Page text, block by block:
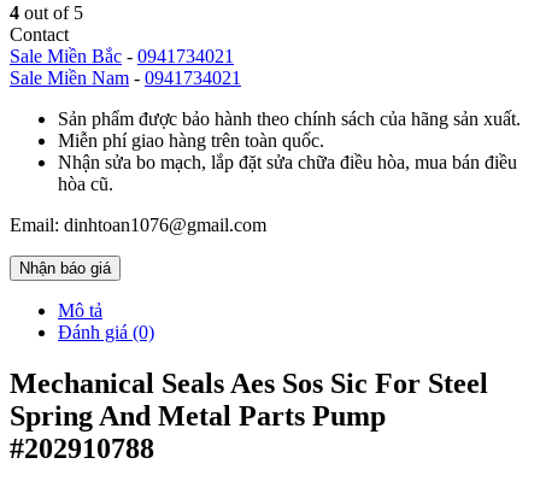
4 out of 5
Contact
Sale Miền Bắc - 0941734021
Sale Miền Nam - 0941734021
Sản phẩm được bảo hành theo chính sách của hãng sản xuất.
Miễn phí giao hàng trên toàn quốc.
Nhận sửa bo mạch, lắp đặt sửa chữa điều hòa, mua bán điều
hòa cũ.
Email: dinhtoan1076@gmail.com
Nhận báo giá
Mô tả
Đánh giá (0)
Mechanical Seals Aes Sos Sic For Steel
Spring And Metal Parts Pump
#202910788